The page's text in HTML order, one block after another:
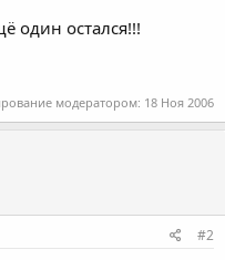
один остался!!!
модератором: 18 Ноя 2006
#2